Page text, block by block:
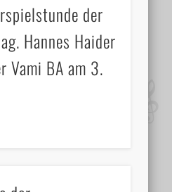
der
Hannes Haider
Vami BA am 3.